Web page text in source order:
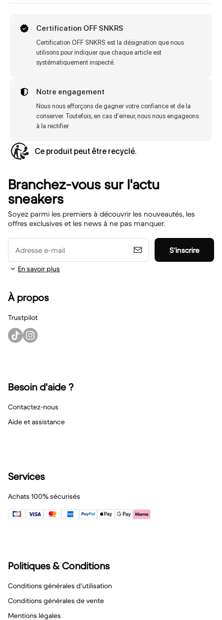
Certification OFF SNKRS
Certification OFF SNKRS est la désignation que nous
utilisons pour indiquer que chaque article est
systématiquement inspecté.
Notre engagement
Nous nous efforçons de gagner votre confiance et de la
conserver. Toutefois, en cas d'erreur, nous nous engageons
à la rectifier.
Ce produit peut être recyclé.
Branchez-vous sur l'actu
sneakers
Soyez parmi les premiers à découvrir les nouveautés, les
offres exclusives et les news à ne pas manquer.
Adresse e-mail S'inscrire
En savoir plus
À propos
Trustpilot
Besoin d'aide ?
Contactez-nous
Aide et assistance
Services
Achats 100% sécurisés
Politiques & Conditions
Conditions générales d'utilisation
Conditions générales de vente
Mentions légales